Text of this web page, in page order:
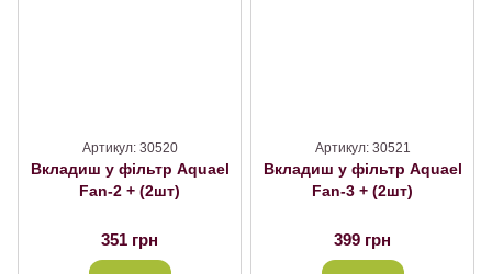
Артикул: 30520
Вкладиш у фільтр Aquael
Fan-2 + (2шт)
351 грн
Артикул: 30521
Вкладиш у фільтр Aquael
Fan-3 + (2шт)
399 грн